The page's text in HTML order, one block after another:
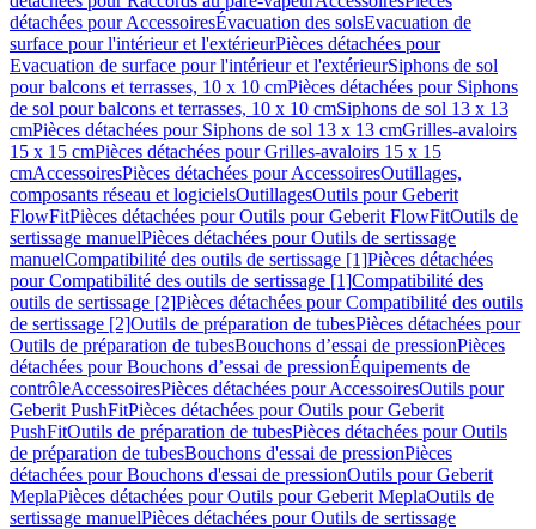
détachées pour AccessoiresÉvacuation des solsEvacuation de
surface pour l'intérieur et l'extérieurPièces détachées pour
Evacuation de surface pour l'intérieur et l'extérieurSiphons de sol
pour balcons et terrasses, 10 x 10 cmPièces détachées pour Siphons
de sol pour balcons et terrasses, 10 x 10 cmSiphons de sol 13 x 13
cmPièces détachées pour Siphons de sol 13 x 13 cmGrilles-avaloirs
15 x 15 cmPièces détachées pour Grilles-avaloirs 15 x 15
cmAccessoiresPièces détachées pour AccessoiresOutillages,
composants réseau et logicielsOutillagesOutils pour Geberit
FlowFitPièces détachées pour Outils pour Geberit FlowFitOutils de
sertissage manuelPièces détachées pour Outils de sertissage
manuelCompatibilité des outils de sertissage [1]Pièces détachées
pour Compatibilité des outils de sertissage [1]Compatibilité des
outils de sertissage [2]Pièces détachées pour Compatibilité des outils
de sertissage [2]Outils de préparation de tubesPièces détachées pour
Outils de préparation de tubesBouchons d’essai de pressionPièces
détachées pour Bouchons d’essai de pressionÉquipements de
contrôleAccessoiresPièces détachées pour AccessoiresOutils pour
Geberit PushFitPièces détachées pour Outils pour Geberit
PushFitOutils de préparation de tubesPièces détachées pour Outils
de préparation de tubesBouchons d'essai de pressionPièces
détachées pour Bouchons d'essai de pressionOutils pour Geberit
MeplaPièces détachées pour Outils pour Geberit MeplaOutils de
sertissage manuelPièces détachées pour Outils de sertissage